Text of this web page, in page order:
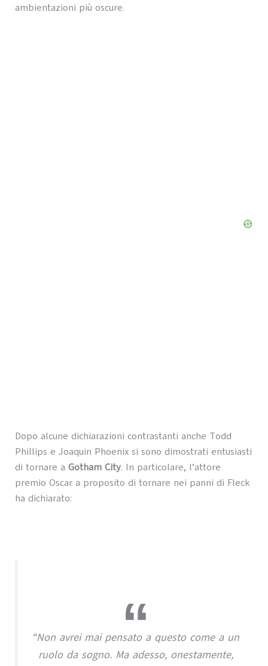
ambientazioni più oscure.
Dopo alcune dichiarazioni contrastanti anche Todd
Phillips e Joaquin Phoenix si sono dimostrati entusiasti
di tornare a Gotham City. In particolare, l’attore
premio Oscar a proposito di tornare nei panni di Fleck
ha dichiarato:
“Non avrei mai pensato a questo come a un
ruolo da sogno. Ma adesso, onestamente,